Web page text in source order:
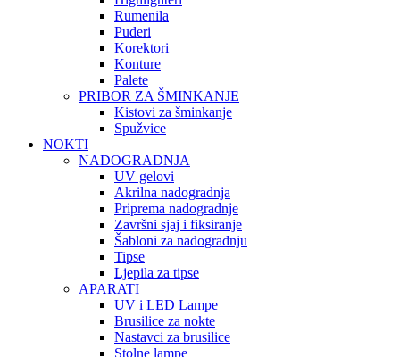
Rumenila
Puderi
Korektori
Konture
Palete
PRIBOR ZA ŠMINKANJE
Kistovi za šminkanje
Spužvice
NOKTI
NADOGRADNJA
UV gelovi
Akrilna nadogradnja
Priprema nadogradnje
Završni sjaj i fiksiranje
Šabloni za nadogradnju
Tipse
Ljepila za tipse
APARATI
UV i LED Lampe
Brusilice za nokte
Nastavci za brusilice
Stolne lampe